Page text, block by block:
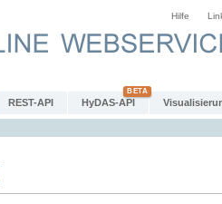
Hilfe
REST-API HyDAS-API